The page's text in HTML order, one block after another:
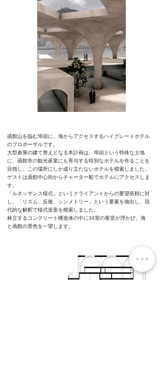
函館山を臨む埠頭に、海からアクセスするハイグレードホテル
のプロポーザルです。
大型倉庫の建て替えとなる本計画は、埠頭という特殊な土地
に、函館市の観光産業にも寄与する特別なホテルを作ることを
目指し、この場所にしか成り立たないホテルを模索しました。
ゲストは函館中心街からチャーター船でホテルにアクセスしま
す。
「ルネッサンス様式」というクライアントからの要望依頼に対
し、「リズム、反復、シンメトリー」という要素を抽出し、現
代的な解釈で様式造形を模索しました。
林立するコンクリート構造体の中に34室の客室が浮かび、海
と函館の景色を一望します。